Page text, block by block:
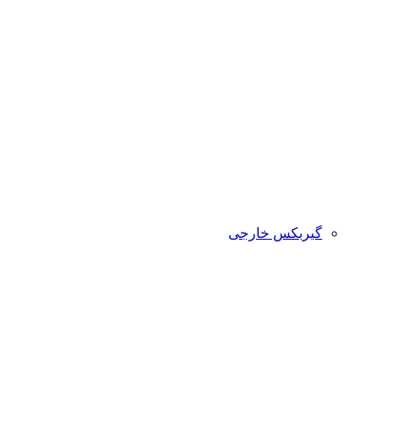
گیربکس خارجی